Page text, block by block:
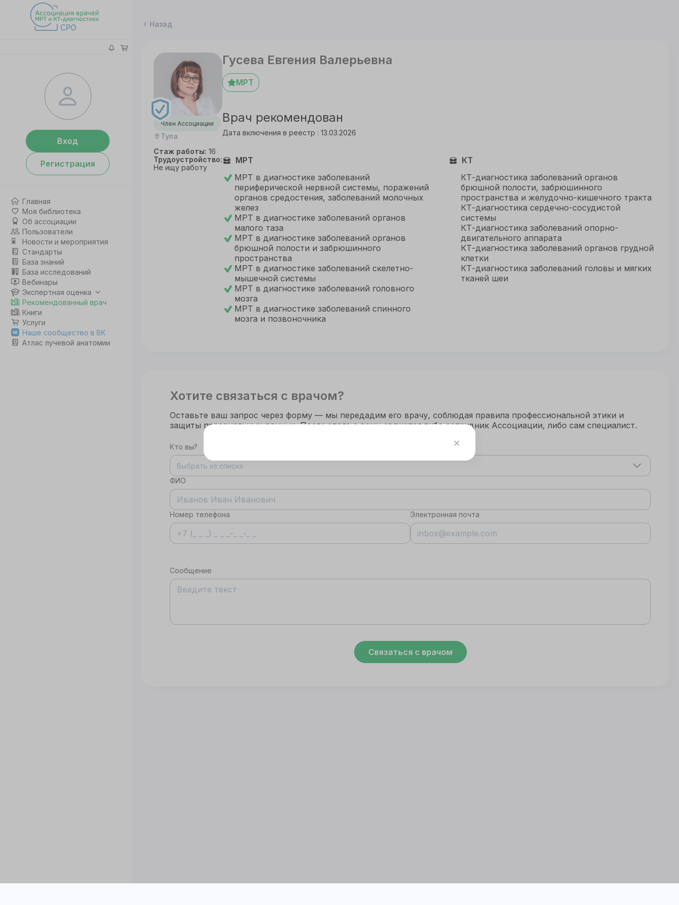
Вход
Регистрация
Главная
Моя библиотека
Об ассоциации
Пользователи
Новости и мероприятия
Стандарты
База знаний
База исследований
Вебинары
Экспертная оценка
Рекомендованный врач
Книги
Услуги
Наше сообщество в ВК
Атлас лучевой анатомии
Назад
Член Ассоциации
Тула
Стаж работы: 16
Трудоустройство:
Не ищу работу
Гусева Евгения Валерьевна
МРТ
Врач рекомендован
Дата включения в реестр : 13.03.2026
МРТ
МРТ в диагностике заболеваний
периферической нервной системы, поражений
органов средостения, заболеваний молочных
желез
МРТ в диагностике заболеваний органов
малого таза
МРТ в диагностике заболеваний органов
брюшной полости и забрюшинного
пространства
МРТ в диагностике заболеваний скелетно-
мышечной системы
МРТ в диагностике заболеваний головного
мозга
МРТ в диагностике заболеваний спинного
мозга и позвоночника
КТ
КТ-диагностика заболеваний органов
брюшной полости, забрюшинного
пространства и желудочно-кишечного тракта
КТ-диагностика сердечно-сосудистой
системы
КТ-диагностика заболеваний опорно-
двигательного аппарата
КТ-диагностика заболеваний органов грудной
клетки
КТ-диагностика заболеваний головы и мягких
тканей шеи
Хотите связаться с врачом?
Оставьте ваш запрос через форму — мы передадим его врачу, соблюдая правила профессиональной этики и
защиты персональных данных. После этого с вами свяжется либо сотрудник Ассоциации, либо сам специалист.
Кто вы?
Выбрать из списка
ФИО
Номер телефона Электронная почта
Сообщение
Связаться с врачом
Для корректной работы
данного сайта
cookie